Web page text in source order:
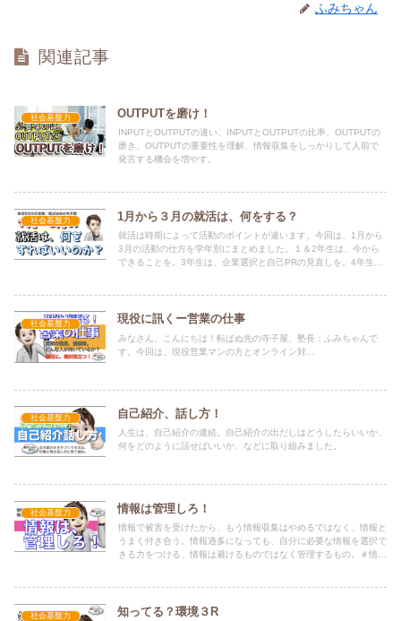
ふみちゃん
関連記事
社会基盤力 OUTPUTを磨け！
INPUTとOUTPUTの違い、INPUTとOUTPUTの比率、OUTPUTの
磨き、OUTPUTの重要性を理解、情報収集をしっかりして人前で
発言する機会を増やす。
社会基盤力 1月から３月の就活は、何をする？
就活は時期によって活動のポイントが違います。今回は、1月から
3月の活動の仕方を学年別にまとめました。１＆2年生は、今から
できることを。3年生は、企業選択と自己PRの見直しを。4年生は
社会基盤力 現役に訊くー営業の仕事
みなさん、こんにちは！転ばぬ先の寺子屋、塾長：ふみちゃんで
す。今回は、現役営業マンの方とオンライン対...
社会基盤力 自己紹介、話し方！
人生は、自己紹介の連続。自己紹介の出だしはどうしたらいいか、
何をどのように話せばいいか、などに取り組みました。
社会基盤力 情報は管理しろ！
情報で被害を受けたから、もう情報収集はやめるではなく、情報と
うまく付き合う。情報過多になっても、自分に必要な情報を選択で
きる力をつける、情報は避けるものではなく管理するもの。＃情報
社会基盤力 知ってる？環境３R